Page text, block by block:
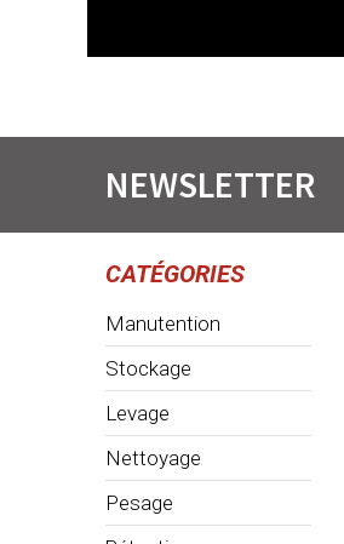
NEWSLETTER
CATÉGORIES
Manutention
Stockage
Levage
Nettoyage
Pesage